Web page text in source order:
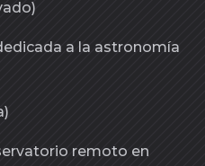
a la astronomía
remoto en